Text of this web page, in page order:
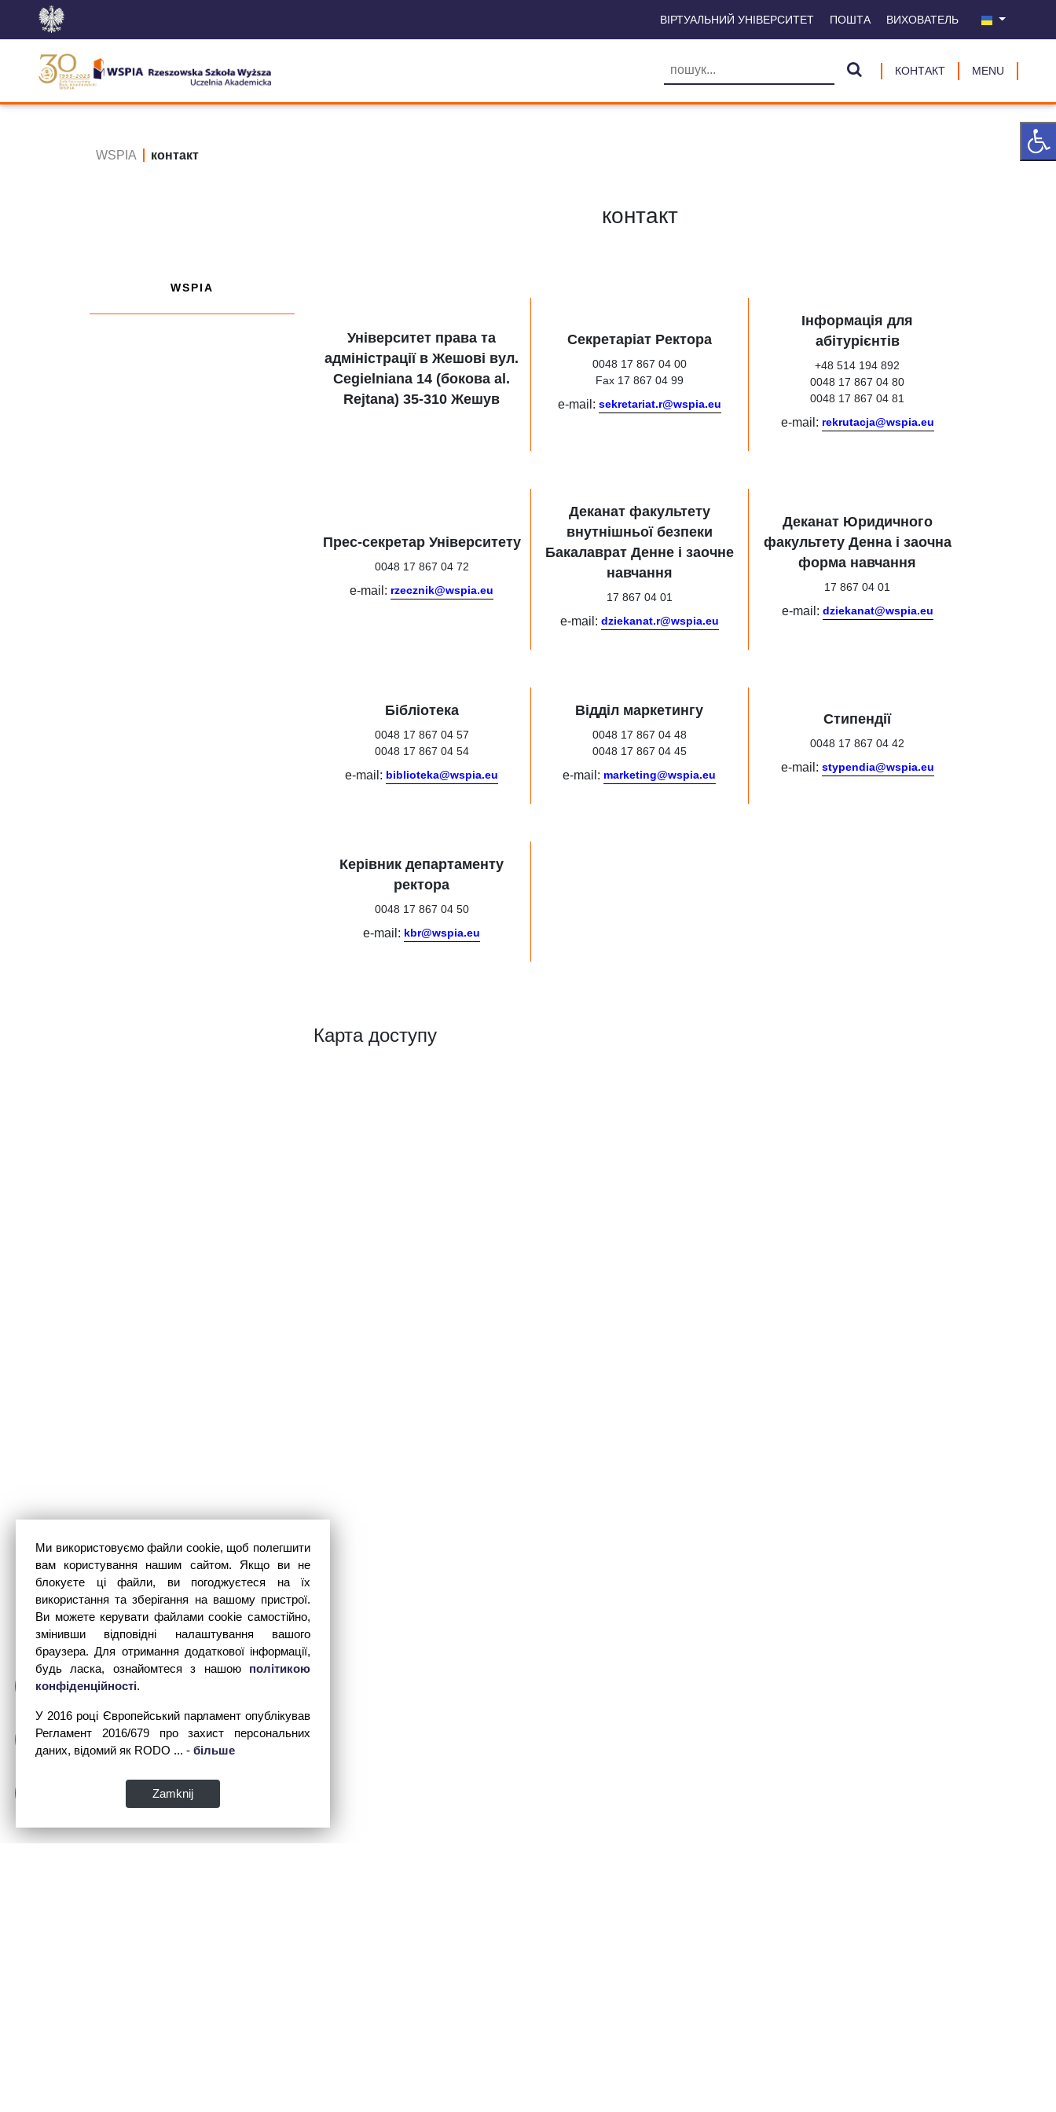
Ми використовуємо файли cookie, щоб полегшити
вам користування нашим сайтом. Якщо ви не
блокуєте ці файли, ви погоджуєтеся на їх
використання та зберігання на вашому пристрої.
Ви можете керувати файлами cookie самостійно,
змінивши відповідні налаштування вашого
браузера. Для отримання додаткової інформації,
будь ласка, ознайомтеся з нашоюполітикою
конфіденційності.
У 2016 році Європейський парламент опублікував
Регламент 2016/679 про захист персональних
даних, відомий як RODO ... - більше
Zamknij
ВІРТУАЛЬНИЙ УНІВЕРСИТЕТ ПОШТА ВИХОВАТЕЛЬ
КОНТАКТ MENU
WSPIA контакт
WSPIA
контакт
Університет права та
адміністрації в Жешові вул.
Cegielniana 14 (бокова al.
Rejtana) 35-310 Жешув
Секретаріат Ректора
0048 17 867 04 00
Fax 17 867 04 99
e-mail: sekretariat.r@wspia.eu
Інформація для
абітурієнтів
+48 514 194 892
0048 17 867 04 80
0048 17 867 04 81
e-mail: rekrutacja@wspia.eu
Прес-секретар Університету
0048 17 867 04 72
e-mail: rzecznik@wspia.eu
Деканат факультету
внутнішньої безпеки
Бакалаврат Денне і заочне
навчання
17 867 04 01
e-mail: dziekanat.r@wspia.eu
Деканат Юридичного
факультету Денна і заочна
форма навчання
17 867 04 01
e-mail: dziekanat@wspia.eu
Бібліотека
0048 17 867 04 57
0048 17 867 04 54
e-mail: biblioteka@wspia.eu
Відділ маркетингу
0048 17 867 04 48
0048 17 867 04 45
e-mail: marketing@wspia.eu
Стипендії
0048 17 867 04 42
e-mail: stypendia@wspia.eu
Керівник департаменту
ректора
0048 17 867 04 50
e-mail: kbr@wspia.eu
Карта доступу